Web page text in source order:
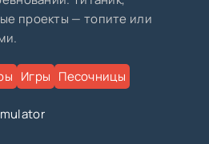
проекты — топите или
Игры Песочницы